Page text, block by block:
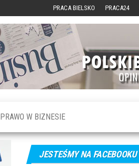
PRACA BIELSKO PRACA24
PRAWO W BIZNESIE
JESTEŚMY NA FACEBOOKU